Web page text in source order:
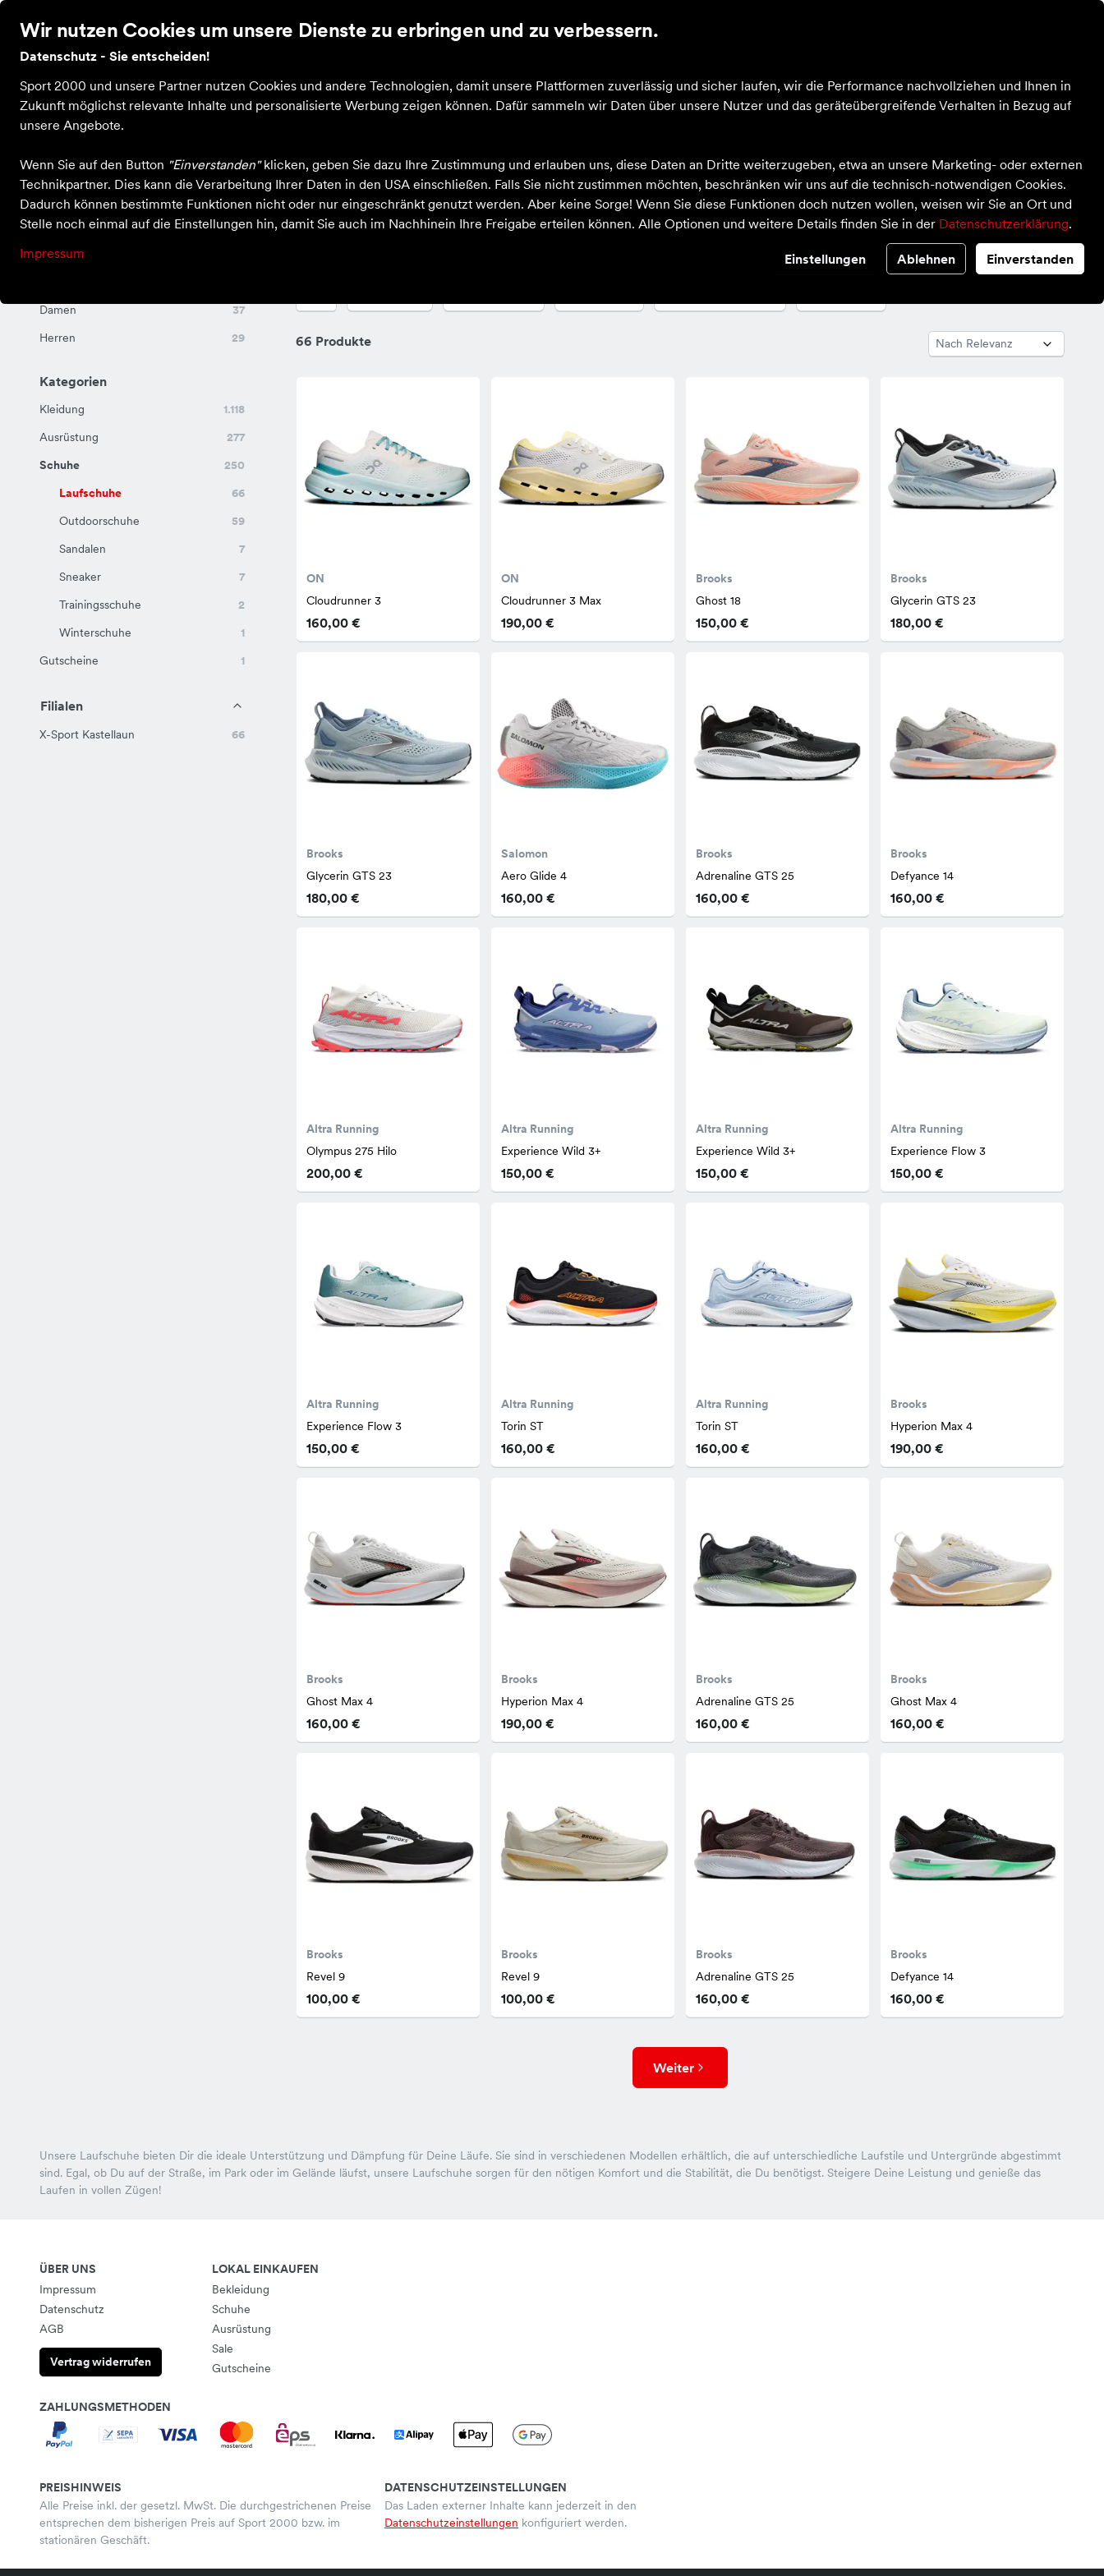
Wir nutzen Cookies um unsere Dienste zu erbringen und zu verbessern.
Datenschutz - Sie entscheiden!
Sport 2000 und unsere Partner nutzen Cookies und andere Technologien, damit unsere Plattformen zuverlässig und sicher laufen, wir die Performance nachvollziehen und Ihnen in
Zukunft möglichst relevante Inhalte und personalisierte Werbung zeigen können. Dafür sammeln wir Daten über unsere Nutzer und das geräteübergreifende Verhalten in Bezug auf
unsere Angebote.
Wenn Sie auf den Button "Einverstanden"klicken, geben Sie dazu Ihre Zustimmung und erlauben uns, diese Daten an Dritte weiterzugeben, etwa an unsere Marketing- oder externen
Technikpartner. Dies kann die Verarbeitung Ihrer Daten in den USA einschließen. Falls Sie nicht zustimmen möchten, beschränken wir uns auf die technisch-notwendigen Cookies.
Dadurch können bestimmte Funktionen nicht oder nur eingeschränkt genutzt werden. Aber keine Sorge! Wenn Sie diese Funktionen doch nutzen wollen, weisen wir Sie an Ort und
Stelle noch einmal auf die Einstellungen hin, damit Sie auch im Nachhinein Ihre Freigabe erteilen können. Alle Optionen und weitere Details finden Sie in der Datenschutzerklärung.
Impressum
Einstellungen Ablehnen Einverstanden
Bekleidung Schuhe Ausrüstung Gutscheine Blog Über uns
Einkaufen bei X-Sport Kastellaun Schuhe Laufschuhe
Laufschuhe
Damen
37
Herren
29
Kategorien
Kleidung
1.118
Ausrüstung
277
Schuhe
250
Laufschuhe
66
Outdoorschuhe
59
Sandalen
7
Sneaker
7
Trainingsschuhe
2
Winterschuhe
1
Gutscheine
1
Filialen
X-Sport Kastellaun 66
66 Produkte
ON
Cloudrunner 3
160,00 €
ON
Cloudrunner 3 Max
190,00 €
Brooks
Ghost 18
150,00 €
Brooks
Glycerin GTS 23
180,00 €
Brooks
Glycerin GTS 23
180,00 €
Salomon
Aero Glide 4
160,00 €
Brooks
Adrenaline GTS 25
160,00 €
Brooks
Defyance 14
160,00 €
Altra Running
Olympus 275 Hilo
200,00 €
Altra Running
Experience Wild 3+
150,00 €
Altra Running
Experience Wild 3+
150,00 €
Altra Running
Experience Flow 3
150,00 €
Altra Running
Experience Flow 3
150,00 €
Altra Running
Torin ST
160,00 €
Altra Running
Torin ST
160,00 €
Brooks
Hyperion Max 4
190,00 €
Brooks
Ghost Max 4
160,00 €
Brooks
Hyperion Max 4
190,00 €
Brooks
Adrenaline GTS 25
160,00 €
Brooks
Ghost Max 4
160,00 €
Brooks
Revel 9
100,00 €
Brooks
Revel 9
100,00 €
Brooks
Adrenaline GTS 25
160,00 €
Brooks
Defyance 14
160,00 €
Weiter
Unsere Laufschuhe bieten Dir die ideale Unterstützung und Dämpfung für Deine Läufe. Sie sind in verschiedenen Modellen erhältlich, die auf unterschiedliche Laufstile und Untergründe abgestimmt
sind. Egal, ob Du auf der Straße, im Park oder im Gelände läufst, unsere Laufschuhe sorgen für den nötigen Komfort und die Stabilität, die Du benötigst. Steigere Deine Leistung und genieße das
Laufen in vollen Zügen!
ÜBER UNS
Impressum
Datenschutz
AGB
Vertrag widerrufen
LOKAL EINKAUFEN
Bekleidung
Schuhe
Ausrüstung
Sale
Gutscheine
ZAHLUNGSMETHODEN
PREISHINWEIS
Alle Preise inkl. der gesetzl. MwSt. Die durchgestrichenen Preise
entsprechen dem bisherigen Preis auf Sport 2000 bzw. im
stationären Geschäft.
DATENSCHUTZEINSTELLUNGEN
Das Laden externer Inhalte kann jederzeit in den
Datenschutzeinstellungen konfiguriert werden.